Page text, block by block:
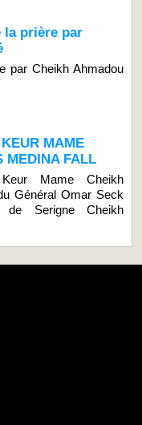
la prière par
par Cheikh Ahmadou
MAME
MEDINA FALL
Mame Cheikh
Général Omar Seck
Serigne Cheikh